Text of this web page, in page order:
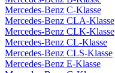
Mercedes-Benz C-Klasse
Mercedes-Benz CLA-Klasse
Mercedes-Benz CLK-Klasse
Mercedes-Benz CL-Klasse
Mercedes-Benz CLS-Klasse
Mercedes-Benz E-Klasse